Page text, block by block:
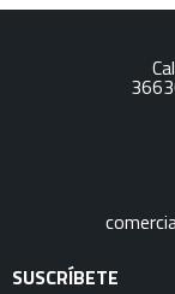
SUSCRÍBETE